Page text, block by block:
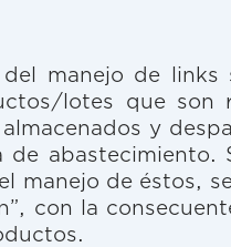
manejo de links
lotes que son
y
de abastecimiento.
manejo de éstos,
con la